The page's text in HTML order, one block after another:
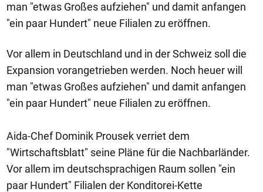
man "etwas Großes aufziehen" und damit anfangen
"ein paar Hundert" neue Filialen zu eröffnen.
Vor allem in Deutschland und in der Schweiz soll die
Expansion vorangetrieben werden. Noch heuer will
man "etwas Großes aufziehen" und damit anfangen
"ein paar Hundert" neue Filialen zu eröffnen.
Aida-Chef Dominik Prousek verriet dem
"Wirtschaftsblatt" seine Pläne für die Nachbarländer.
Vor allem im deutschsprachigen Raum sollen "ein
paar Hundert" Filialen der Konditorei-Kette